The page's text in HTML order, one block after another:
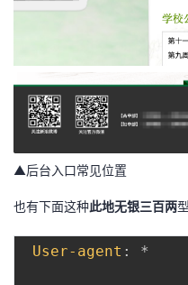
子
直
播
的
活
动
我
的
关
注
我
的
开
我
的
我
▲后台入口常见位置
也有下面这种此地无银三百两
User-agent : *